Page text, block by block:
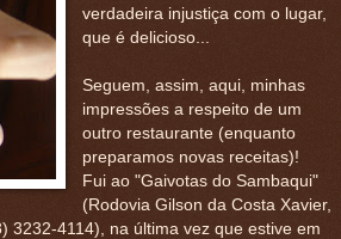
verdadeira injustiça com o lugar,
que é delicioso...
Seguem, assim, aqui, minhas
impressões a respeito de um
outro restaurante (enquanto
preparamos novas receitas)!
Fui ao "Gaivotas do Sambaqui"
(Rodovia Gilson da Costa Xavier,
3232-4114), na última vez que estive em